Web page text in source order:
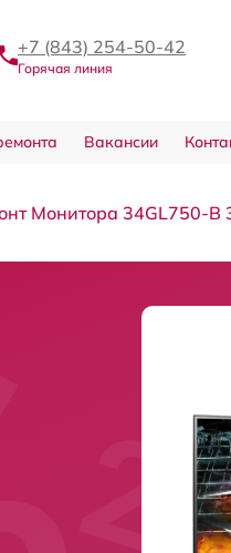
+7 (843) 254-50-42
Горячая линия
Вакансии
Монитора 34GL750-B